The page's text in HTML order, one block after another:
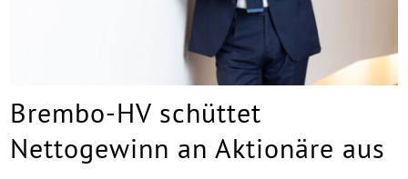
Brembo-HV schüttet
Nettogewinn an Aktionäre aus